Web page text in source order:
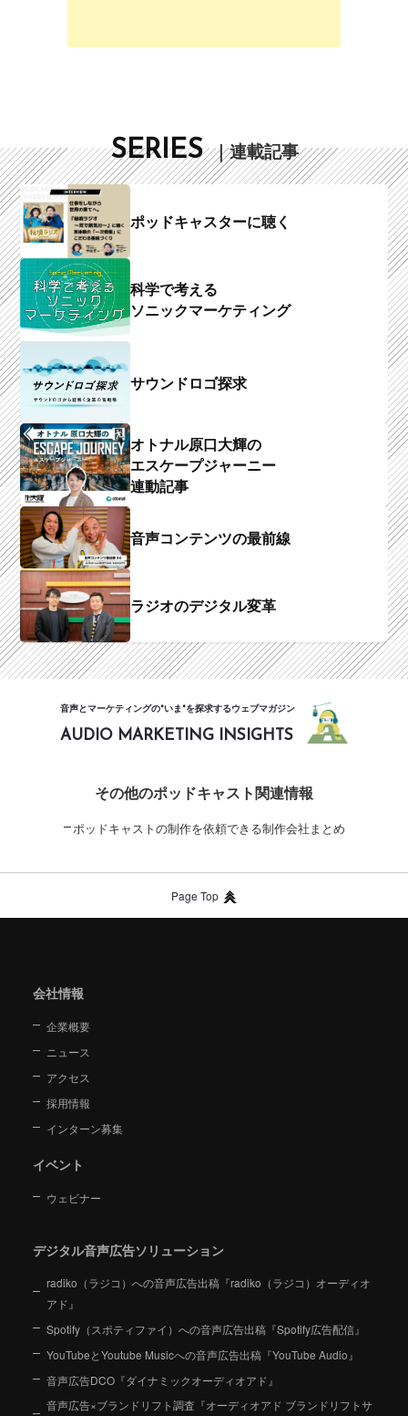
SERIES ｜連載記事
ポッドキャスターに聴く
科学で考える
ソニックマーケティング
サウンドロゴ探求
オトナル原口大輝の
エスケープジャーニー
連動記事
音声コンテンツの最前線
ラジオのデジタル変革
音声とマーケティングの"いま"を探求するウェブマガジン
AUDIO MARKETING INSIGHTS
その他のポッドキャスト関連情報
ポッドキャストの制作を依頼できる制作会社まとめ
Page Top
会社情報
企業概要
ニュース
アクセス
採用情報
インターン募集
イベント
ウェビナー
デジタル音声広告ソリューション
radiko（ラジコ）への音声広告出稿『radiko（ラジコ）オーディオ
アド』
Spotify（スポティファイ）への音声広告出稿『Spotify広告配信』
YouTubeとYoutube Musicへの音声広告出稿『YouTube Audio』
音声広告DCO『ダイナミックオーディオアド』
音声広告×ブランドリフト調査『オーディオアド ブランドリフトサ